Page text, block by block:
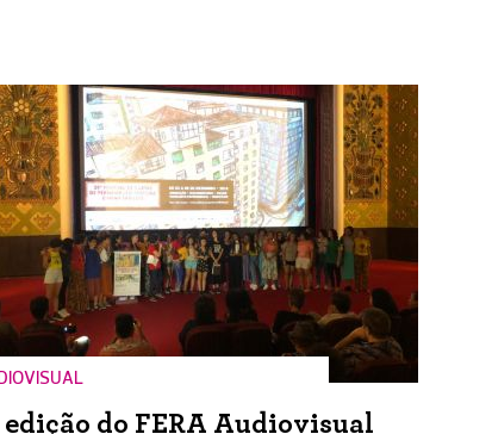
edição do FERA Audiovisual